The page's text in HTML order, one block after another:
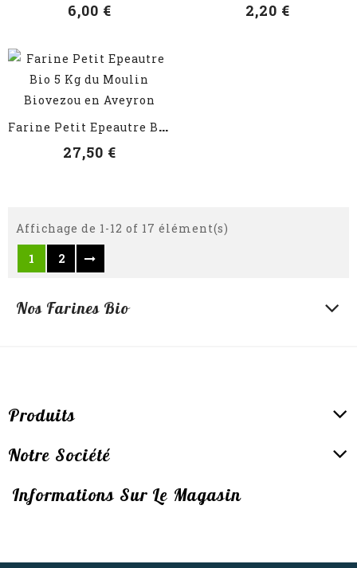
6,00 € 2,20 €
VOIR LES DÉTAILS F
Arine Petit Epeautre Bio 5 Kg
27,50 €
Affichage de 1-12 of 17 élément(s)
1
2
Nos Farines Bio
Produits
Notre Société
Informations Sur Le Magasin